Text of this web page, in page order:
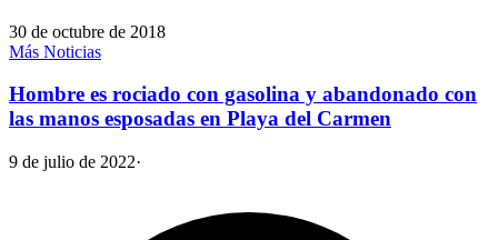
30 de octubre de 2018
Más Noticias
Hombre es rociado con gasolina y abandonado con
las manos esposadas en Playa del Carmen
9 de julio de 2022·